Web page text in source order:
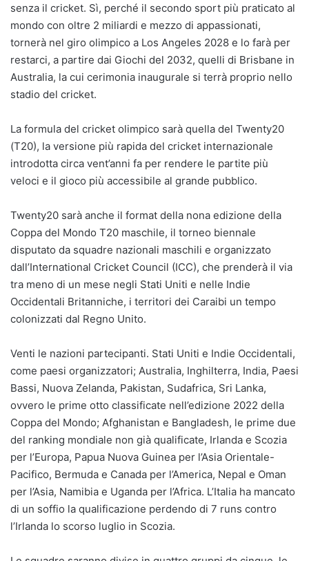
senza il cricket. Sì, perché il secondo sport più praticato al
mondo con oltre 2 miliardi e mezzo di appassionati,
tornerà nel giro olimpico a Los Angeles 2028 e lo farà per
restarci, a partire dai Giochi del 2032, quelli di Brisbane in
Australia, la cui cerimonia inaugurale si terrà proprio nello
stadio del cricket.
La formula del cricket olimpico sarà quella del Twenty20
(T20), la versione più rapida del cricket internazionale
introdotta circa vent’anni fa per rendere le partite più
veloci e il gioco più accessibile al grande pubblico.
Twenty20 sarà anche il format della nona edizione della
Coppa del Mondo T20 maschile, il torneo biennale
disputato da squadre nazionali maschili e organizzato
dall’International Cricket Council (ICC), che prenderà il via
tra meno di un mese negli Stati Uniti e nelle Indie
Occidentali Britanniche, i territori dei Caraibi un tempo
colonizzati dal Regno Unito.
Venti le nazioni partecipanti. Stati Uniti e Indie Occidentali,
come paesi organizzatori; Australia, Inghilterra, India, Paesi
Bassi, Nuova Zelanda, Pakistan, Sudafrica, Sri Lanka,
ovvero le prime otto classificate nell’edizione 2022 della
Coppa del Mondo; Afghanistan e Bangladesh, le prime due
del ranking mondiale non già qualificate, Irlanda e Scozia
per l’Europa, Papua Nuova Guinea per l’Asia Orientale-
Pacifico, Bermuda e Canada per l’America, Nepal e Oman
per l’Asia, Namibia e Uganda per l’Africa. L’Italia ha mancato
di un soffio la qualificazione perdendo di 7 runs contro
l’Irlanda lo scorso luglio in Scozia.